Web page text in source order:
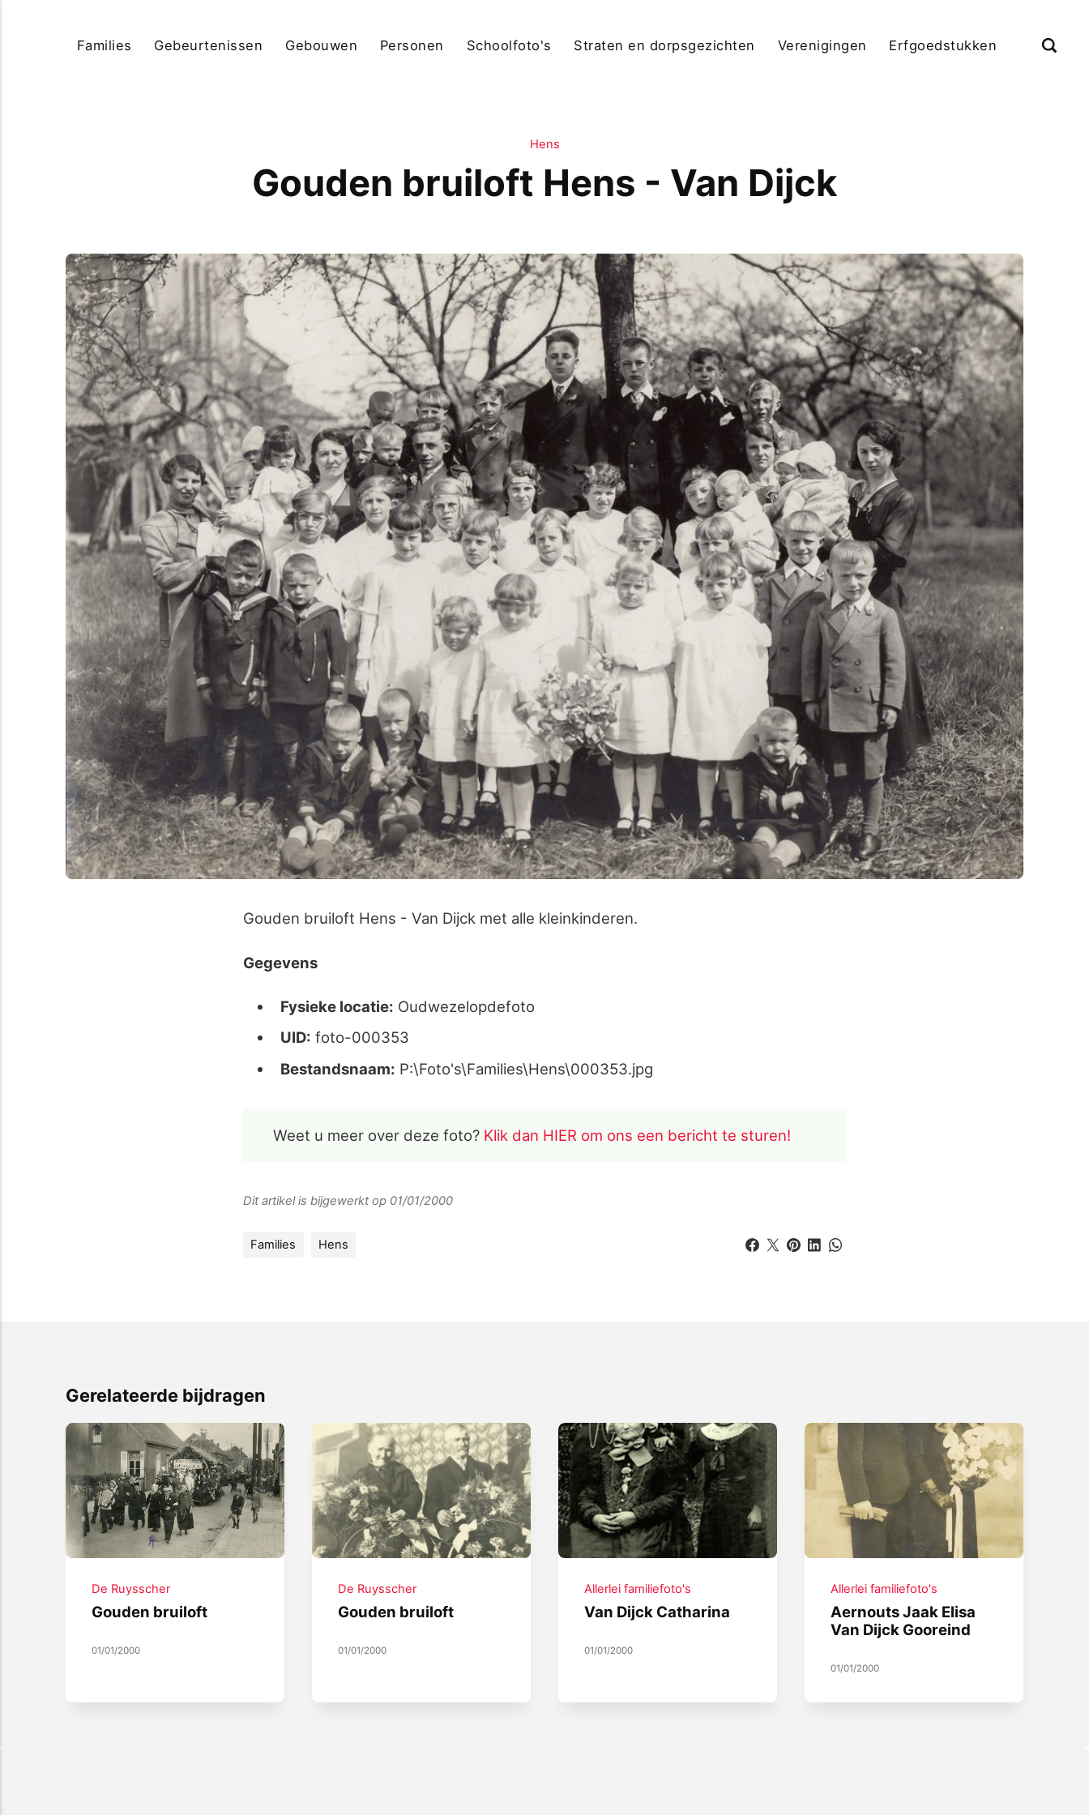
Families Gebeurtenissen Gebouwen Personen Schoolfoto's Straten en dorpsgezichten Verenigingen Erfgoedstukken
Hens
Gouden bruiloft Hens - Van Dijck
Gouden bruiloft Hens - Van Dijck met alle kleinkinderen.
Gegevens
Fysieke locatie: Oudwezelopdefoto
UID: foto-000353
Bestandsnaam: P:\Foto's\Families\Hens\000353.jpg
Weet u meer over deze foto? Klik dan HIER om ons een bericht te sturen!
Dit artikel is bijgewerkt op 01/01/2000
Families Hens
Gerelateerde bijdragen
De Ruysscher
Gouden bruiloft
01/01/2000
De Ruysscher
Gouden bruiloft
01/01/2000
Allerlei familiefoto's
Van Dijck Catharina
01/01/2000
Allerlei familiefoto's
Aernouts Jaak Elisa
Van Dijck Gooreind
01/01/2000